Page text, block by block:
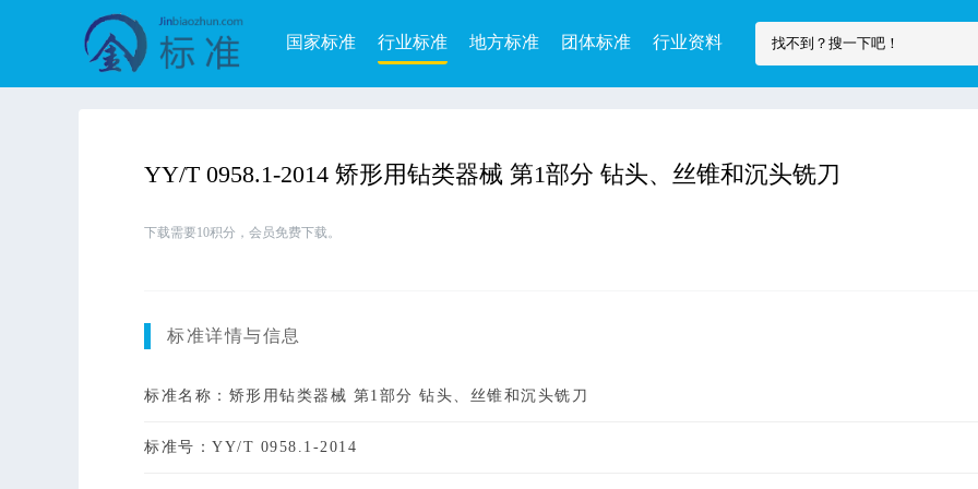
国家标准 行业标准 地方标准 团体标准 行业资料
YY/T 0958.1-2014 矫形用钻类器械 第1部分 钻头、丝锥和沉头铣刀
下载需要10积分，会员免费下载。
标准详情与信息
标准名称：矫形用钻类器械 第1部分 钻头、丝锥和沉头铣刀
标准号：YY/T 0958.1-2014